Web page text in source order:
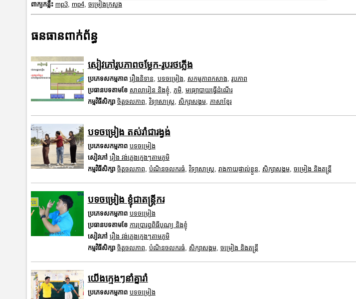
ពាក្យកន្លឹះ mp3, mp4, ចម្រៀងក្រសួង
ធនធានពាក់ព័ន្ធ
សៀវភៅរូបភាពចម្លែក-រូបរថភ្លើង
ប្រភេទសកម្មភាព រឿងនិទាន បទចម្រៀង សកម្មភាពកសាង រូបភាព
ប្រធានបទតាមខែ សាលារៀន និងខ្ញុំ ភូមិ, មធ្យោបាយធ្វើដំណើរ
កម្មវិធីសិក្សា ចិត្តចលភាព វិទ្យាសាស្រ្ត សិក្សាសង្គម, ភាសាខ្មែរ
បទចម្រៀង តស់រាំជារង្វង់
ប្រភេទសកម្មភាព បទចម្រៀង
សៀវភៅ រឿង វង់ភ្លេងក្មេងៗតាមភូមិ
កម្មវិធីសិក្សា ចិត្តចលភាព បំណិនចលករធំ វិទ្យាសាស្រ្ត រាងកាយផ្ទាល់ខ្លួន សិក្សាសង្គម, ចម្រៀង និងតន្ត្រី
បទចម្រៀង​ ខ្ញុំជាតន្រ្តីករ
ប្រភេទសកម្មភាព បទចម្រៀង
ប្រធានបទតាមខែ ការប្រារព្ធពិធីបុណ្យ និងខ្ញុំ
សៀវភៅ រឿង វង់ភ្លេងក្មេងៗតាមភូមិ
កម្មវិធីសិក្សា ចិត្តចលភាព បំណិនចលករធំ សិក្សាសង្គម, ចម្រៀង និងតន្ត្រី
យើងក្មេងៗនាំគ្នារាំ
ប្រភេទសកម្មភាព បទចម្រៀង